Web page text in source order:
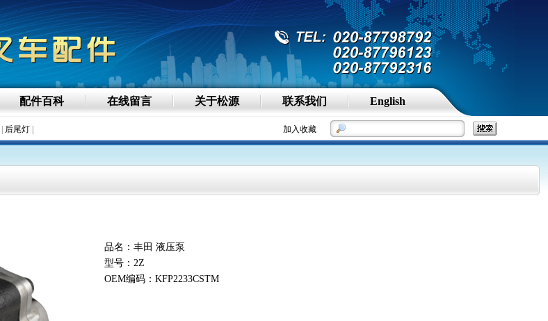
配件百科 在线留言 关于松源 联系我们 English
后尾灯 加入收藏
品名：丰田 液压泵
型号：2Z
OEM编码：KFP2233CSTM